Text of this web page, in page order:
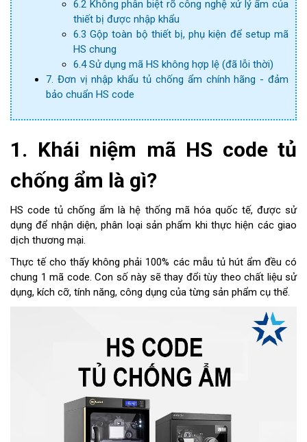
6.2 Không phân biệt rõ công nghệ xử lý ẩm của
thiết bị được nhập khẩu
6.3 Gộp toàn bộ thiết bị, phụ kiện để setup mã
HS chung
6.4 Sử dụng mã HS không hợp lệ (đã lỗi thời)
7. Đơn vị nhập khẩu tủ chống ẩm chính hãng - đảm
bảo chuẩn HS code
1. Khái niệm mã HS code tủ
chống ẩm là gì?
HS code tủ chống ẩm là hệ thống mã hóa quốc tế, được sử
dụng để nhận diện, phân loại sản phẩm khi thực hiện các giao
dịch thương mại.
Thực tế cho thấy không phải 100% các mẫu tủ hút ẩm đều có
chung 1 mã code. Con số này sẽ thay đổi tùy theo chất liệu sử
dụng, kích cỡ, tính năng, công dụng của từng sản phẩm cụ thể.